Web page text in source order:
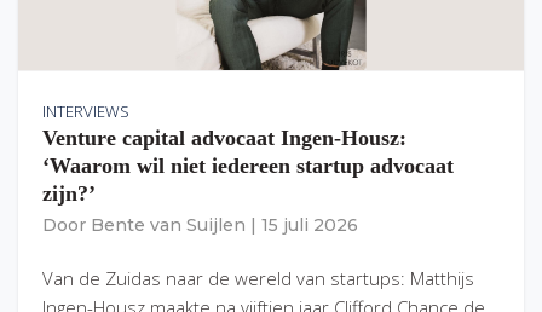
INTERVIEWS
Venture capital advocaat Ingen-Housz:
‘Waarom wil niet iedereen startup advocaat
zijn?’
Door Bente van Suijlen 15 juli 2026
Van de Zuidas naar de wereld van startups: Matthijs
Ingen-Housz maakte na vijftien jaar Clifford Chance de